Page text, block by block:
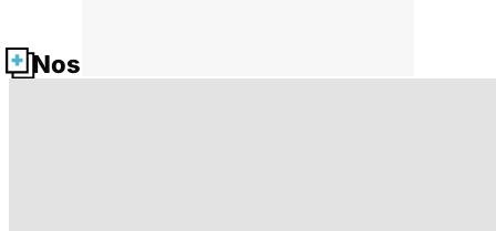
Nos fiches santé